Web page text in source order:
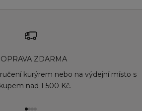
ZDARMA
kurýrem nebo na výdejní místo s
nad 1 500 Kč.